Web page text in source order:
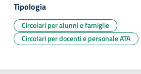
Tipologia
Circolari per alunni e famiglie
Circolari per docenti e personale ATA